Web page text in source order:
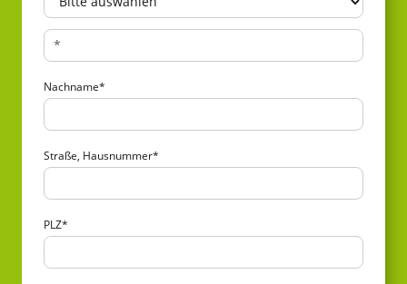
Nachname*
Straße, Hausnummer*
PLZ*